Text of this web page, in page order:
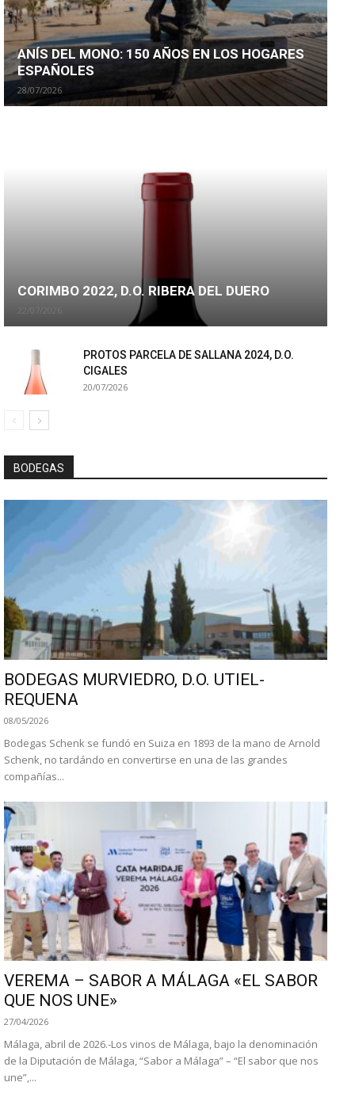
ANÍS DEL MONO: 150 AÑOS EN LOS HOGARES
ESPAÑOLES
28/07/2026
CORIMBO 2022, D.O. RIBERA DEL DUERO
22/07/2026
PROTOS PARCELA DE SALLANA 2024, D.O.
CIGALES
20/07/2026
BODEGAS
BODEGAS MURVIEDRO, D.O. UTIEL-
REQUENA
08/05/2026
Bodegas Schenk se fundó en Suiza en 1893 de la mano de Arnold
Schenk, no tardándo en convertirse en una de las grandes
compañías...
VEREMA – SABOR A MÁLAGA «EL SABOR
QUE NOS UNE»
27/04/2026
Málaga, abril de 2026.-Los vinos de Málaga, bajo la denominación
de la Diputación de Málaga, “Sabor a Málaga” – “El sabor que nos
une”,...